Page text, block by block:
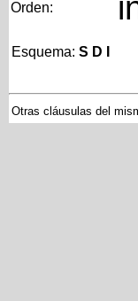
Orden:
Esquema: S D I
Otras cláusulas del